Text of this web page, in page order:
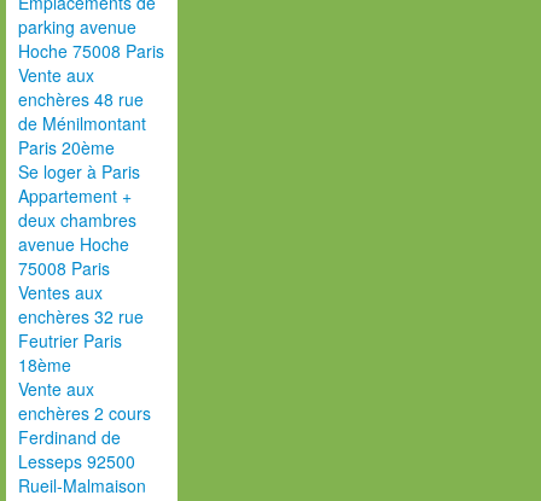
parking avenue
Hoche 75008 Paris
Vente aux
enchères 48 rue
de Ménilmontant
Paris 20ème
Se loger à Paris
Appartement +
deux chambres
avenue Hoche
75008 Paris
Ventes aux
enchères 32 rue
Feutrier Paris
18ème
Vente aux
enchères 2 cours
Ferdinand de
Lesseps 92500
Rueil-Malmaison